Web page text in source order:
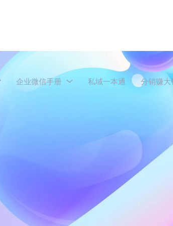
企业微信手册 私域一本通 分销赚大